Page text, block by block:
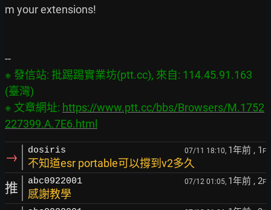
m your extensions!
※ 發信站: 批踢踢實業坊(ptt.cc), 來自: 114.45.91.163
(臺灣)
※ 文章網址: https://www.ptt.cc/bbs/Browsers/M.1752
227399.A.7E6.html
→ dosiris 07/11 18:10, 1年前 , 1 F
不知道esr portable可以撐到v2多久
推 abc0922001 07/12 01:05, 1年前 , 2F
感謝教學